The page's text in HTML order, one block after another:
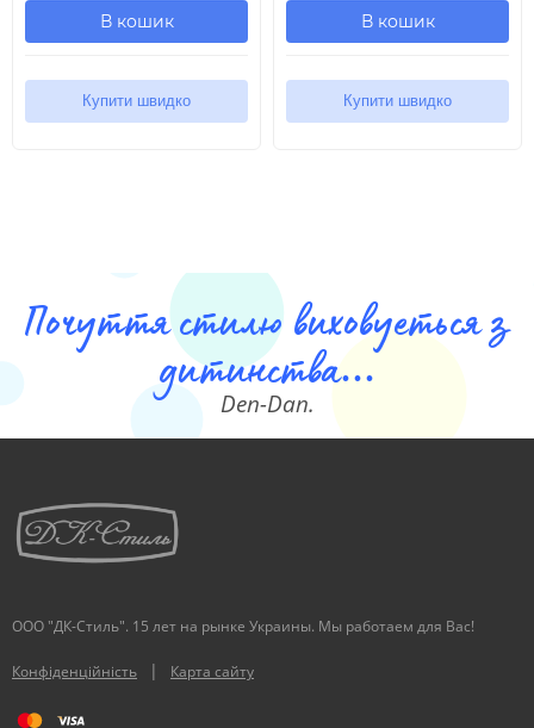
В кошик
Купити швидко
В кошик
Купити швидко
Почуття стилю виховуеться з
дитинства...
Den-Dan.
ООО "ДК-Стиль". 15 лет на рынке Украины. Мы работаем для Вас!
Конфіденційність | Карта сайту